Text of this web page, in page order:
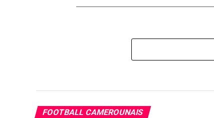
FOOTBALL CAMEROUNAIS